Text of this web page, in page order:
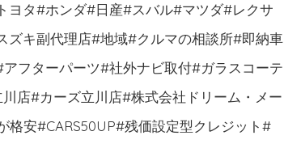
タ#ホンダ#日産#スバル#マツダ#レクサ
キ副代理店#地域#クルマの相談所#即納車
フターパーツ#社外ナビ取付#ガラスコーテ
店#カーズ立川店#株式会社ドリーム・メー
格安#CARS50UP#残価設定型クレジット#